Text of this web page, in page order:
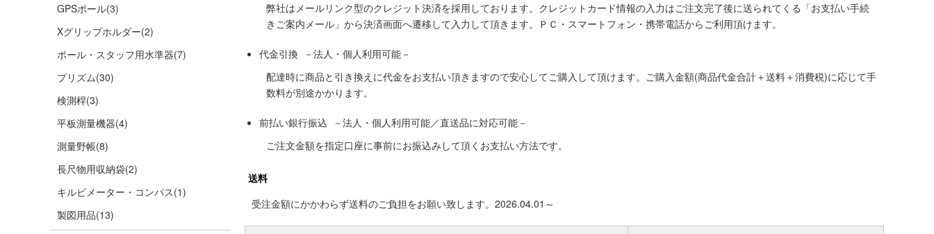
GPSポール(3)
Xグリップホルダー(2)
ポール・スタッフ用水準器(7)
プリズム(30)
検測桿(3)
平板測量機器(4)
測量野帳(8)
長尺物用収納袋(2)
キルビメーター・コンパス(1)
製図用品(13)
弊社はメールリンク型のクレジット決済を採用しております。クレジットカード情報の入力はご注文完了後に送られてくる「お支払い手続
きご案内メール」から決済画面へ遷移して入力して頂きます。ＰＣ・スマートフォン・携帯電話からご利用頂けます。
代金引換 －法人・個人利用可能－
配達時に商品と引き換えに代金をお支払い頂きますので安心してご購入して頂けます。ご購入金額(商品代金合計＋送料＋消費税)に応じて手
数料が別途かかります。
前払い銀行振込 －法人・個人利用可能／直送品に対応可能－
ご注文金額を指定口座に事前にお振込みして頂くお支払い方法です。
送料
受注金額にかかわらず送料のご負担をお願い致します。2026.04.01～